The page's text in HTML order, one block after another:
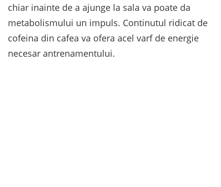
chiar inainte de a ajunge la sala va poate da
metabolismului un impuls. Continutul ridicat de
cofeina din cafea va ofera acel varf de energie
necesar antrenamentului.